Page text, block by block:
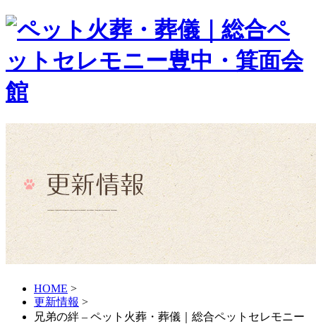
HOME >
更新情報 >
兄弟の絆 – ペット火葬・葬儀｜総合ペットセレモニー